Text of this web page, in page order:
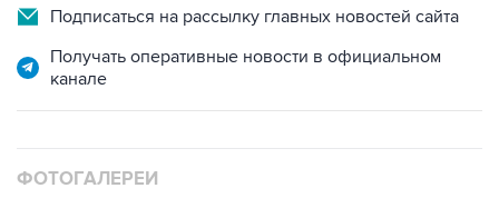
Подписаться на рассылку главных новостей сайта
Получать оперативные новости в официальном
канале
ФОТОГАЛЕРЕИ